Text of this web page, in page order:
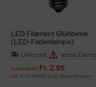
LED Filament Glühbirne
(LED-Fadenlampe)
Lieferzeit: letzte
Sonderpreis Fr. 2.95
inkl. 8.1 % MWST zzgl. Versandkosten